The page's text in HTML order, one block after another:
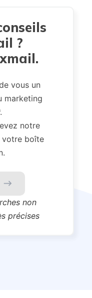
?
vous un
marketing
notre
votre boîte
non
précises